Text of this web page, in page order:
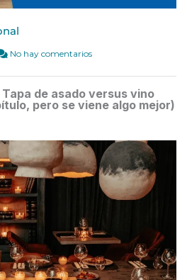
No hay comentarios
de asado versus vino
pero se viene algo mejor)